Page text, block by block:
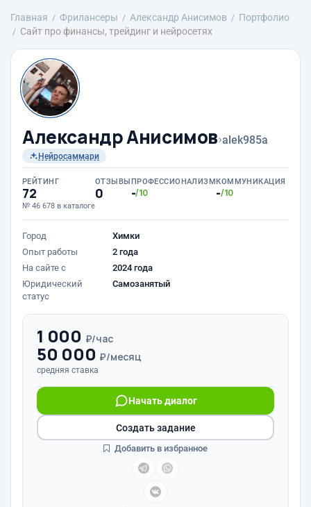
Главная Фрилансеры Александр Анисимов
Портфолио
Сайт про финансы, трейдинг и нейросетях
Александр Анисимов›alek985a
Нейросаммари
РЕЙТИНГ
72
№ 46 678 в каталоге
ОТЗЫВЫ
0
ПРОФЕССИОНАЛИЗМ
-/10
КОММУНИКАЦИЯ
-/10
Город
Химки
Опыт работы
2 года
На сайте с
2024 года
Юридический
статус
Самозанятый
1 000 ₽/час
50 000 ₽/месяц
средняя ставка
Начать диалог
Создать задание
Добавить в избранное